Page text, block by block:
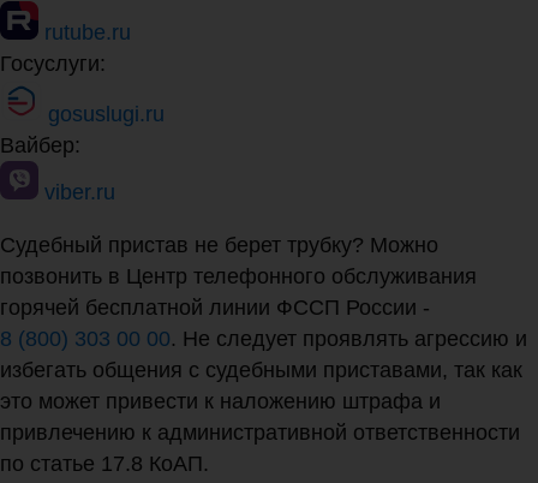
rutube.ru
Госуслуги:
gosuslugi.ru
Вайбер:
viber.ru
Судебный пристав не берет трубку? Можно
позвонить в Центр телефонного обслуживания
горячей бесплатной линии ФССП России -
8 (800) 303 00 00. Не следует проявлять агрессию и
избегать общения с судебными приставами, так как
это может привести к наложению штрафа и
привлечению к административной ответственности
по статье 17.8 КоАП.